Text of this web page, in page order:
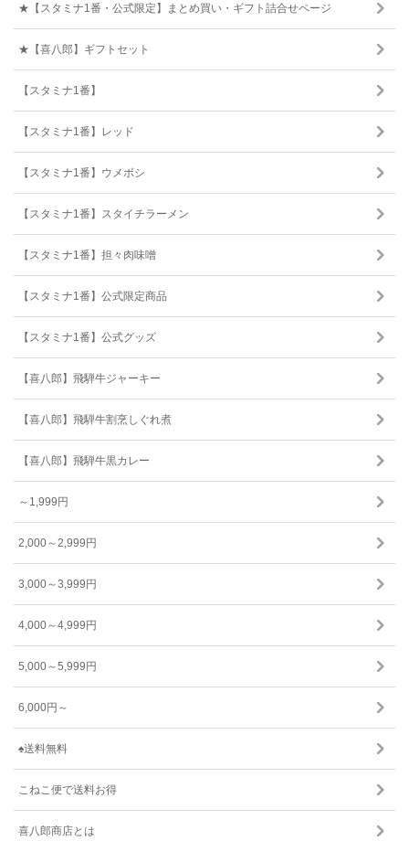
★【スタミナ1番・公式限定】まとめ買い・ギフト詰合せページ
★【喜八郎】ギフトセット
【スタミナ1番】
【スタミナ1番】レッド
【スタミナ1番】ウメボシ
【スタミナ1番】スタイチラーメン
【スタミナ1番】担々肉味噌
【スタミナ1番】公式限定商品
【スタミナ1番】公式グッズ
【喜八郎】飛騨牛ジャーキー
【喜八郎】飛騨牛割烹しぐれ煮
【喜八郎】飛騨牛黒カレー
～1,999円
2,000～2,999円
3,000～3,999円
4,000～4,999円
5,000～5,999円
6,000円～
♠送料無料
こねこ便で送料お得
喜八郎商店とは